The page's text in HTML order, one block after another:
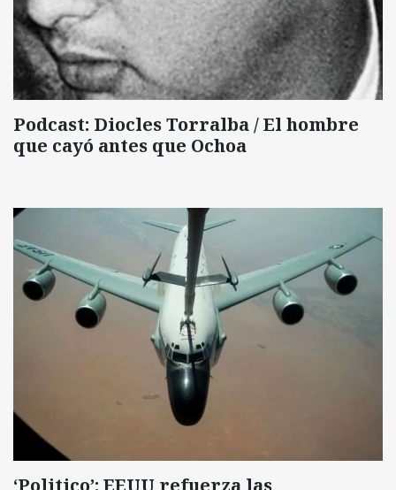
Podcast: Diocles Torralba / El hombre
que cayó antes que Ochoa